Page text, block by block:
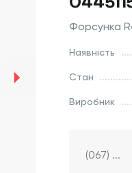
Форсунка
Наявність
Стан
Виробник